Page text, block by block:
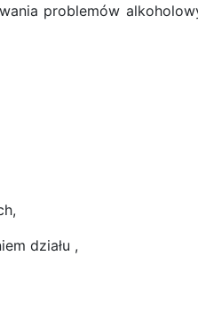
problemów
działu ,